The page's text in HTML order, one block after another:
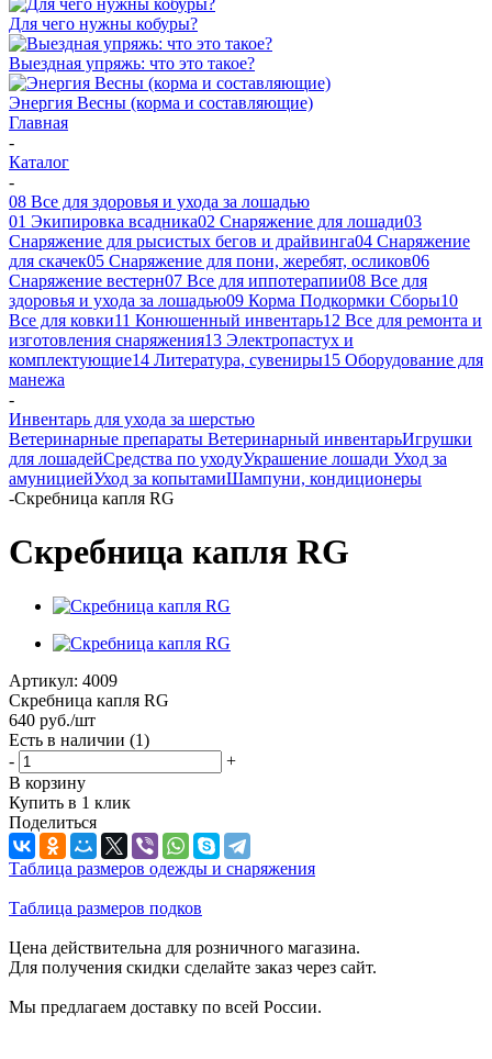
Для чего нужны кобуры?
Выездная упряжь: что это такое?
Энергия Весны (корма и составляющие)
Главная
-
Каталог
-
08 Все для здоровья и ухода за лошадью
01 Экипировка всадника02 Снаряжение для лошади03
Снаряжение для рысистых бегов и драйвинга04 Снаряжение
для скачек05 Снаряжение для пони, жеребят, осликов06
Снаряжение вестерн07 Все для иппотерапии08 Все для
здоровья и ухода за лошадью09 Корма Подкормки Сборы10
Все для ковки11 Конюшенный инвентарь12 Все для ремонта и
изготовления снаряжения13 Электропастух и
комплектующие14 Литература, сувениры15 Оборудование для
манежа
-
Инвентарь для ухода за шерстью
Ветеринарные препараты Ветеринарный инвентарьИгрушки
для лошадейСредства по уходуУкрашение лошади Уход за
амунициейУход за копытамиШампуни, кондиционеры
-Скребница капля RG
Скребница капля RG
Артикул: 4009
Скребница капля RG
640 руб./шт
Есть в наличии (1)
-
+
В корзину
Купить в 1 клик
Поделиться
Таблица размеров одежды и снаряжения
Таблица размеров подков
Цена действительна для розничного магазина.
Для получения скидки сделайте заказ через сайт.
Мы предлагаем доставку по всей России.